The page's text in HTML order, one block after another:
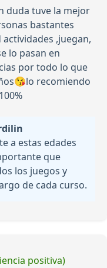
duda tuve la mejor
bastantes
,juegan,
lo pasan en
por todo lo que
recomiendo
a estas edades
que
los juegos y
de cada curso.
positiva)